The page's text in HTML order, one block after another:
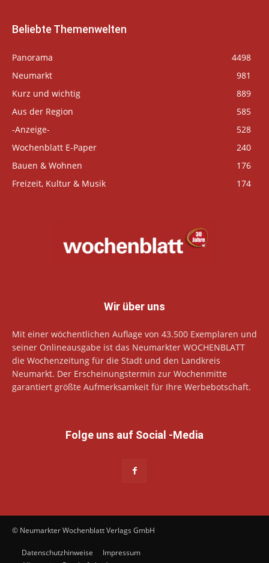
Beliebte Themenwelten
Panorama
4498
Neumarkt
981
Kurz und wichtig
889
Aus der Region
585
-Anzeige-
528
Wochenblatt E-Paper
240
Bauen & Wohnen
176
Freizeit, Kultur & Musik
174
Wir über uns
Mit einer wöchentlichen Auflage von 43.500 Exemplaren und
seiner Onlineausgabe ist das Neumarkter WOCHENBLATT
die Wochenzeitung für die Stadt und den Landkreis
Neumarkt. Der Erscheinungstermin zur Wochenmitte
garantiert größte Aufmerksamkeit für Ihre Werbebotschaft.
Folge uns auf Social -Media
© Neumarkter Wochenblatt Verlags GmbH
Datenschutzhinweise
Impressum